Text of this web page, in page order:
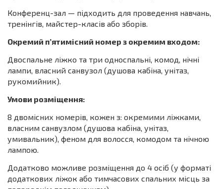
Конференц-зал — підходить для проведення навчань,
тренінгів, майстер-класів або зборів.
Окремий п’ятимісний номер з окремим входом:
Двоспальне ліжко та три односпальні, комод, нічні
лампи, власний санвузол (душова кабіна, унітаз,
рукомийник).
Умови розміщення:
8 двомісних номерів, кожен з: окремими ліжками,
власним санвузлом (душова кабіна, унітаз,
умивальник), феном для волосся, комодом та нічною
лампою.
Додатково можливе розміщення до 4 осіб (у форматі
додаткових ліжок або тимчасових спальних місць за